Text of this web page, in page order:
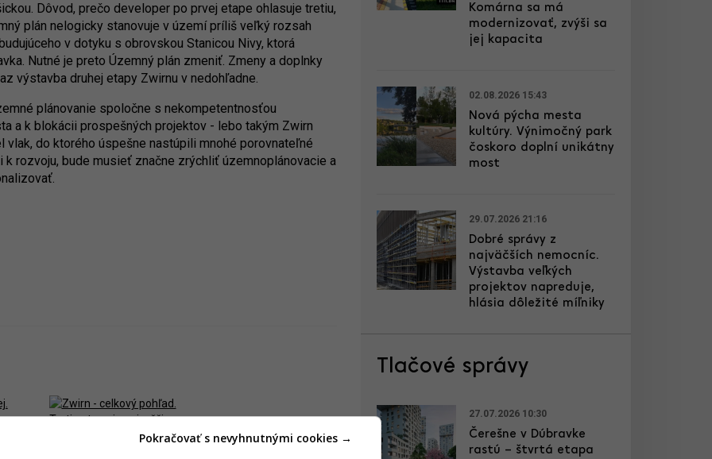
Dôvod, prečo developer po prvej etape ohlasuje tretiu,
plán nelogicky stanovuje v území príliš veľký rozsah
v dotyku s obrovskou Stanicou Nivy, ktorá
Nutné je preto Územný plán zmeniť. Zmeny a doplnky
výstavba druhej etapy Zwirnu v nedohľadne.
plánovanie spoločne s nekompetentnosťou
a k blokácii prospešných projektov - lebo takým Zwirn
vlak, do ktorého úspešne nastúpili mnohé porovnateľné
rozvoju, bude musieť značne zrýchliť územnoplánovacie a
Komárna sa má
modernizovať, zvýši sa
jej kapacita
02.08.2026 15:43
Nová pýcha mesta
kultúry. Výnimočný park
čoskoro doplní unikátny
most
29.07.2026 21:16
Dobré správy z
najväčších nemocníc.
Výstavba veľkých
projektov napreduje,
hlásia dôležité míľniky
Tlačové správy
27.07.2026 10:30
Čerešne v Dúbravke
rastú – štvrtá etapa
Pokračovať s nevyhnutnými cookies →